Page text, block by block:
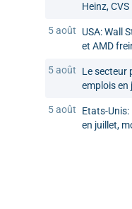
Heinz, CVS
5 août
USA: Wall
et AMD
5 août
Le secteur
emplois en
5 août
Etats-
en juillet,